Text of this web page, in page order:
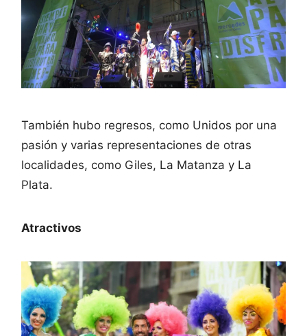
También hubo regresos, como Unidos por una
pasión y varias representaciones de otras
localidades, como Giles, La Matanza y La
Plata.
Atractivos